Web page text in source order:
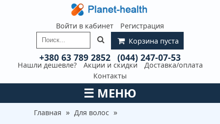
Нашли дешевле? Акции и скидки
Доставка/оплата
Контакты
Корзина пуста
Войти в кабинет Регистрация
+380 63 789 2852 (044) 247-07-53
☰ МЕНЮ
Главная » Для волос »